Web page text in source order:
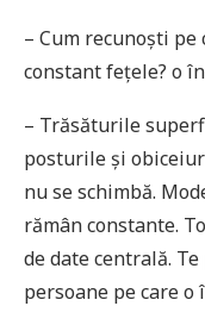
– Cum recunoști
constant fețele? o
– Trăsăturile
posturile și
nu se schimbă.
rămân constante.
de date centrală.
persoane pe care o